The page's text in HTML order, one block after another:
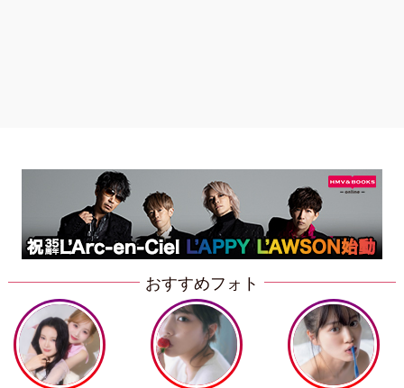
おすすめフォト